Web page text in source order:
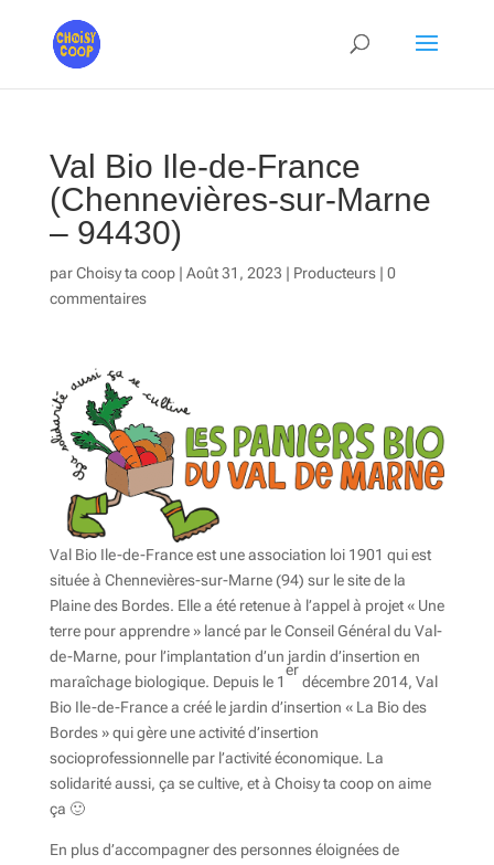
Val Bio Ile-de-France
(Chennevières-sur-Marne
– 94430)
parChoisy ta coop| Août 31, 2023 | Producteurs| 0
commentaires
Val Bio Ile-de-France est une association loi 1901 qui est
située à Chennevières-sur-Marne (94) sur le site de la
Plaine des Bordes. Elle a été retenue à l’appel à projet « Une
terre pour apprendre » lancé par le Conseil Général du Val-
de-Marne, pour l’implantation d’un jardin d’insertion en
maraîchage biologique. Depuis le 1
er
décembre 2014, Val
Bio Ile-de-France a créé le jardin d’insertion « La Bio des
Bordes » qui gère une activité d’insertion
socioprofessionnelle par l’activité économique. La
solidarité aussi, ça se cultive, et à Choisy ta coop on aime
ça 🙂
En plus d’accompagner des personnes éloignées de